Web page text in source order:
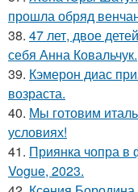
прошла обряд
38. 47 лет, двое
себя Анна Ковальчук.
39. Кэмерон диас
возраста.
40. Мы готовим
условиях!
41. Приянка чопра в
Vogue, 2023.